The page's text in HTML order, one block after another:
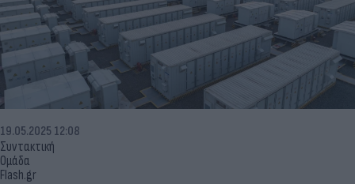
Συντακτική
Ομάδα
Flash.gr
19.05.2025 12:08